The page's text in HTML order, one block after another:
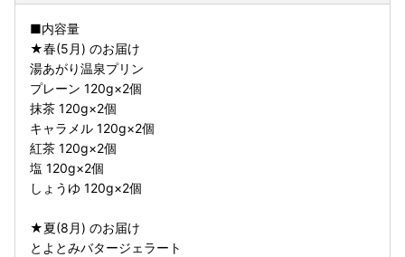
■内容量
★春(5月) のお届け
湯あがり温泉プリン
プレーン 120g×2個
抹茶 120g×2個
キャラメル 120g×2個
紅茶 120g×2個
塩 120g×2個
しょうゆ 120g×2個
★夏(8月) のお届け
とよとみバタージェラート